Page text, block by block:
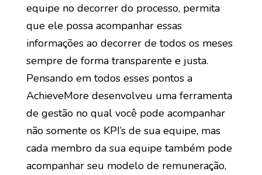
equipe no decorrer do processo, permita
que ele possa acompanhar essas
informações ao decorrer de todos os meses
sempre de forma transparente e justa.
Pensando em todos esses pontos a
AchieveMore desenvolveu uma ferramenta
de gestão no qual você pode acompanhar
não somente os KPI’s de sua equipe, mas
cada membro da sua equipe também pode
acompanhar seu modelo de remuneração,